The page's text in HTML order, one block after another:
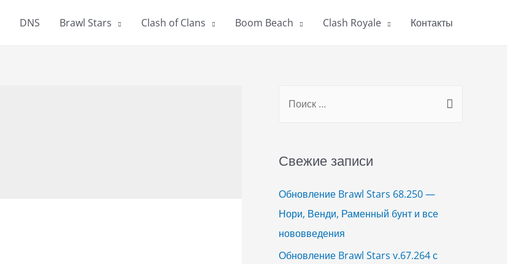
DNS Brawl Stars Clash of Clans Boom Beach Clash Royale Контакты
r
h
f
o
r
Свежие записи
Обновление Brawl Stars 68.250 —
Нори, Венди, Раменный бунт и все
нововведения
Обновление Brawl Stars v.67.264 с